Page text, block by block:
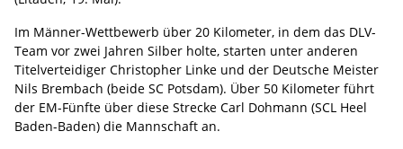
Im Männer-Wettbewerb über 20 Kilometer, in dem das DLV-
Team vor zwei Jahren Silber holte, starten unter anderen
Titelverteidiger Christopher Linke und der Deutsche Meister
Nils Brembach (beide SC Potsdam). Über 50 Kilometer führt
der EM-Fünfte über diese Strecke Carl Dohmann (SCL Heel
Baden-Baden) die Mannschaft an.